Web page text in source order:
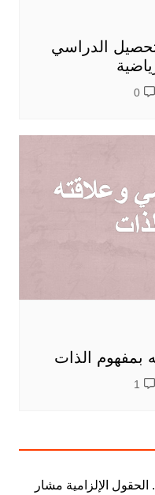
الدراسي
0
بمفهوم الذات
1
الحقول الإلزامية مشار